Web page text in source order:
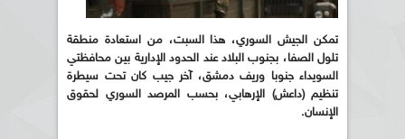
تمكن الجيش السوري، هذا السبت، من استعادة منطقة
تلول الصفا، بجنوب البلاد عند الحدود الإدارية بين محافظتي
السويداء جنوبا وريف دمشق، آخر جيب كان تحت سيطرة
تنظيم (داعش) الإرهابي، بحسب المرصد السوري لحقوق
الإنسان.